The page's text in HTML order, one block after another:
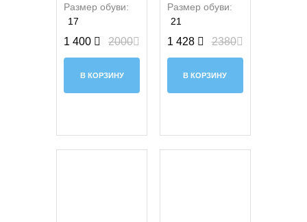
Размер обуви:
17
1 400 2000
В КОРЗИНУ
Размер обуви:
21
1 428 2380
В КОРЗИНУ